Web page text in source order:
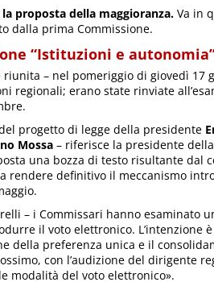
proposta della maggioranza. Va in
dalla prima Commissione.
“Istituzioni e
– nel pomeriggio di giovedì 17
regionali; erano state rinviate
progetto di legge della presidente
Mossa – riferisce la presidente
una bozza di testo risultante dal
rendere definitivo il meccanismo
– i Commissari hanno esaminato
il voto elettronico. L’intenzione
della preferenza unica e il
con l’audizione del dirigente
modalità del voto elettronico».